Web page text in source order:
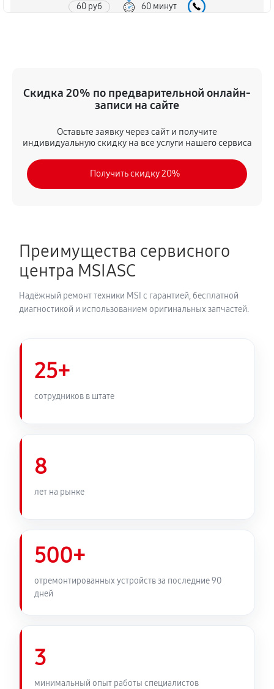
60 руб 60 минут
Скидка 20% по предварительной онлайн-
записи на сайте
Оставьте заявку через сайт и получите
индивидуальную скидку на все услуги нашего сервиса
Получить скидку 20%
Преимущества сервисного
центра MSIASC
Надёжный ремонт техники MSI с гарантией, бесплатной
диагностикой и использованием оригинальных запчастей.
25+
сотрудников в штате
8
лет на рынке
500+
отремонтированных устройств за последние 90
дней
3
минимальный опыт работы специалистов